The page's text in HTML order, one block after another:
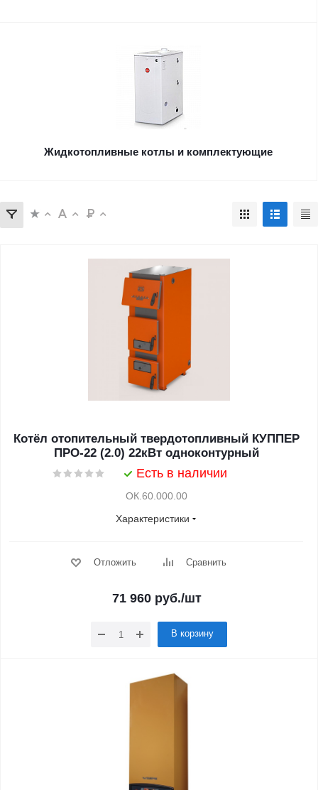
Жидкотопливные котлы и комплектующие
Котёл отопительный твердотопливный КУППЕР
ПРО-22 (2.0) 22кВт одноконтурный
Есть в наличии
ОК.60.000.00
Характеристики
Отложить Сравнить
71 960руб./шт
В корзину